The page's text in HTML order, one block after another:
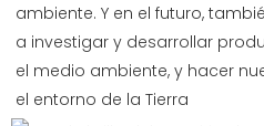
ambiente. Y en el futuro,
a investigar y desarrollar
el medio ambiente, y hacer